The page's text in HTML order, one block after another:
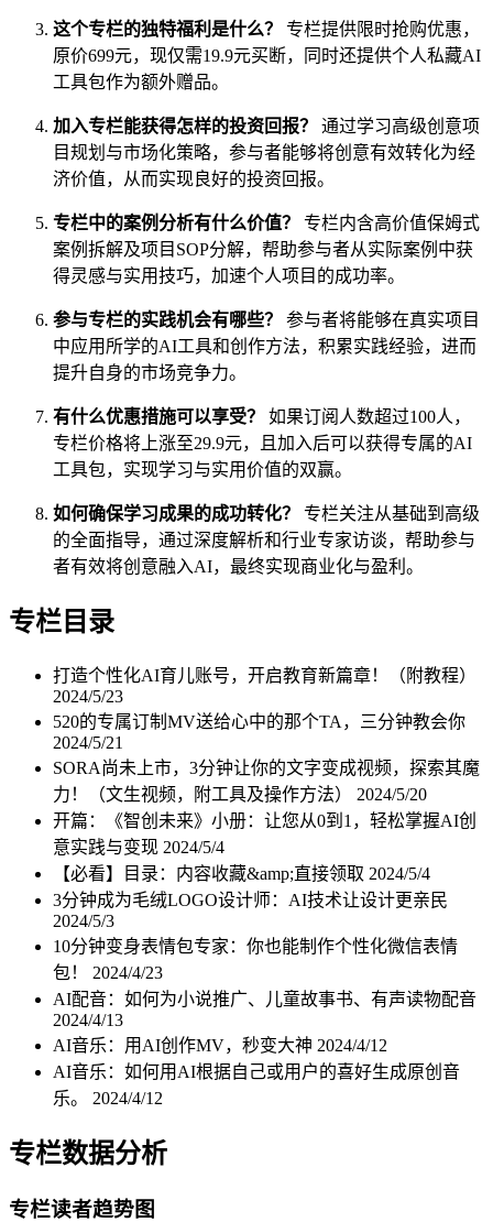
这个专栏的独特福利是什么？
专栏提供限时抢购优惠，
原价699元，现仅需19.9元买断，同时还提供个人私藏AI
工具包作为额外赠品。
加入专栏能获得怎样的投资回报？
通过学习高级创意项
目规划与市场化策略，参与者能够将创意有效转化为经
济价值，从而实现良好的投资回报。
专栏中的案例分析有什么价值？
专栏内含高价值保姆式
案例拆解及项目SOP分解，帮助参与者从实际案例中获
得灵感与实用技巧，加速个人项目的成功率。
参与专栏的实践机会有哪些？
参与者将能够在真实项目
中应用所学的AI工具和创作方法，积累实践经验，进而
提升自身的市场竞争力。
有什么优惠措施可以享受？
如果订阅人数超过100人，
专栏价格将上涨至29.9元，且加入后可以获得专属的AI
工具包，实现学习与实用价值的双赢。
如何确保学习成果的成功转化？
专栏关注从基础到高级
的全面指导，通过深度解析和行业专家访谈，帮助参与
者有效将创意融入AI，最终实现商业化与盈利。
专栏目录
打造个性化AI育儿账号，开启教育新篇章！（附教程）
2024/5/23
520的专属订制MV送给心中的那个TA，三分钟教会你
2024/5/21
SORA尚未上市，3分钟让你的文字变成视频，探索其魔
力！（文生视频，附工具及操作方法） 2024/5/20
开篇：《智创未来》小册：让您从0到1，轻松掌握AI创
意实践与变现 2024/5/4
【必看】目录：内容收藏&amp;直接领取 2024/5/4
3分钟成为毛绒LOGO设计师：AI技术让设计更亲民
2024/5/3
10分钟变身表情包专家：你也能制作个性化微信表情
包！ 2024/4/23
AI配音：如何为小说推广、儿童故事书、有声读物配音
2024/4/13
AI音乐：用AI创作MV，秒变大神 2024/4/12
AI音乐：如何用AI根据自己或用户的喜好生成原创音
乐。 2024/4/12
专栏数据分析
专栏读者趋势图